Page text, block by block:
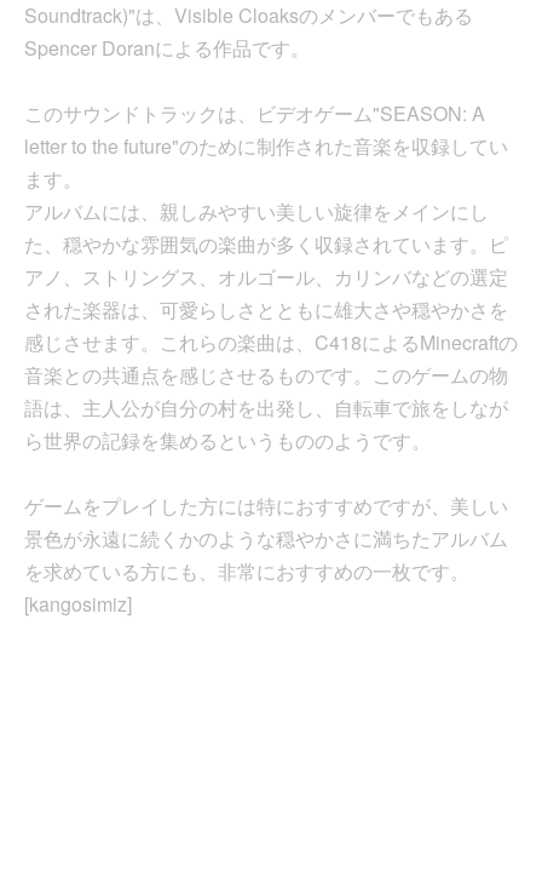
Soundtrack)"は、Visible Cloaksのメンバーでもある
Spencer Doranによる作品です。
このサウンドトラックは、ビデオゲーム"SEASON: A
letter to the future"のために制作された音楽を収録してい
ます。
アルバムには、親しみやすい美しい旋律をメインにし
た、穏やかな雰囲気の楽曲が多く収録されています。ピ
アノ、ストリングス、オルゴール、カリンバなどの選定
された楽器は、可愛らしさとともに雄大さや穏やかさを
感じさせます。これらの楽曲は、C418によるMinecraftの
音楽との共通点を感じさせるものです。このゲームの物
語は、主人公が自分の村を出発し、自転車で旅をしなが
ら世界の記録を集めるというもののようです。
ゲームをプレイした方には特におすすめですが、美しい
景色が永遠に続くかのような穏やかさに満ちたアルバム
を求めている方にも、非常におすすめの一枚です。
[kangosimiz]